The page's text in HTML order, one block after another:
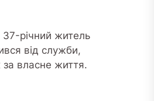
річний житель
від служби,
власне життя.